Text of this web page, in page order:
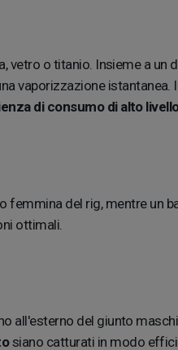
vetro o titanio. Insieme a un
vaporizzazione istantanea.
di consumo di alto
femmina del rig, mentre un
ottimali.
all'esterno del giunto
siano catturati in modo